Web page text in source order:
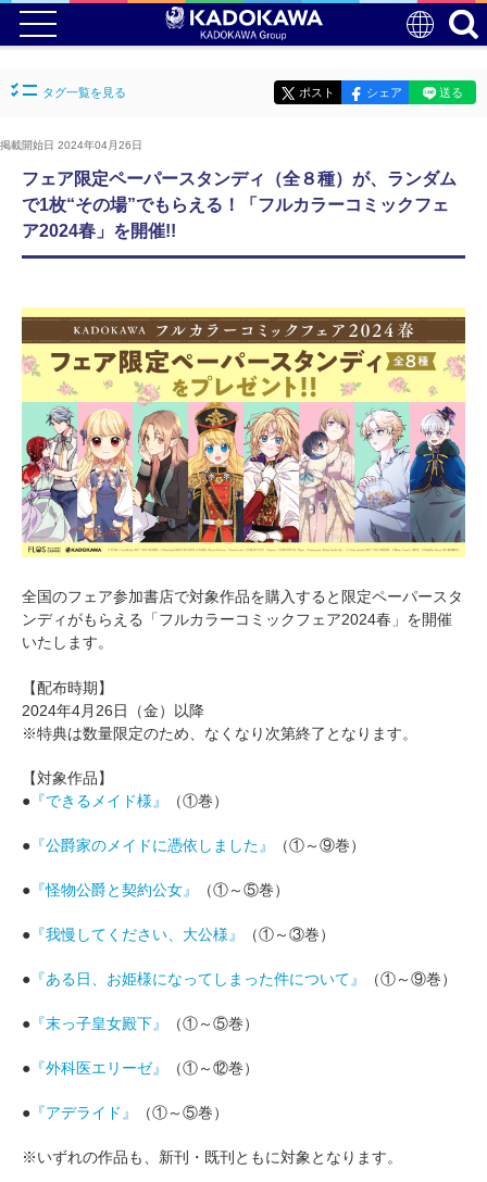
タグ一覧を見る ポスト シェア 送る
掲載開始日 2024年04月26日
フェア限定ペーパースタンディ（全８種）が、ランダム
で1枚“その場”でもらえる！「フルカラーコミックフェ
ア2024春」を開催!!
全国のフェア参加書店で対象作品を購入すると限定ペーパースタ
ンディがもらえる「フルカラーコミックフェア2024春」を開催
いたします。
【配布時期】
2024年4月26日（金）以降
※特典は数量限定のため、なくなり次第終了となります。
【対象作品】
● 『できるメイド様』 （①巻）
● 『公爵家のメイドに憑依しました』 （①～⑨巻）
● 『怪物公爵と契約公女』 （①～⑤巻）
● 『我慢してください、大公様』 （①～③巻）
● 『ある日、お姫様になってしまった件について』 （①～⑨巻）
● 『末っ子皇女殿下』 （①～⑤巻）
● 『外科医エリーゼ』 （①～⑫巻）
● 『アデライド』 （①～⑤巻）
※いずれの作品も、新刊・既刊ともに対象となります。